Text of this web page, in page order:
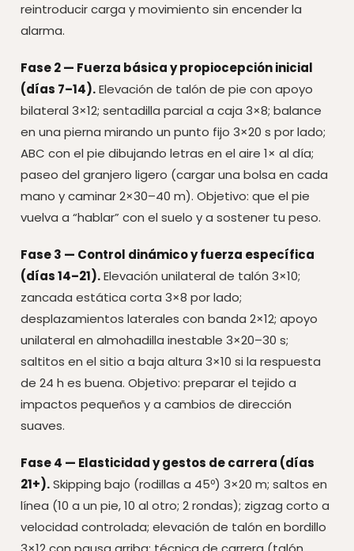
reintroducir carga y movimiento sin encender la
alarma.
Fase 2 — Fuerza básica y propiocepción inicial
(días 7–14).Elevación de talón de pie con apoyo
bilateral 3×12; sentadilla parcial a caja 3×8; balance
en una pierna mirando un punto fijo 3×20 s por lado;
ABC con el pie dibujando letras en el aire 1× al día;
paseo del granjero ligero (cargar una bolsa en cada
mano y caminar 2×30–40 m). Objetivo: que el pie
vuelva a “hablar” con el suelo y a sostener tu peso.
Fase 3 — Control dinámico y fuerza específica
(días 14–21).Elevación unilateral de talón 3×10;
zancada estática corta 3×8 por lado;
desplazamientos laterales con banda 2×12; apoyo
unilateral en almohadilla inestable 3×20–30 s;
saltitos en el sitio a baja altura 3×10 si la respuesta
de 24 h es buena. Objetivo: preparar el tejido a
impactos pequeños y a cambios de dirección
suaves.
Fase 4 — Elasticidad y gestos de carrera (días
21+).Skipping bajo (rodillas a 45º) 3×20 m; saltos en
línea (10 a un pie, 10 al otro; 2 rondas); zigzag corto a
velocidad controlada; elevación de talón en bordillo